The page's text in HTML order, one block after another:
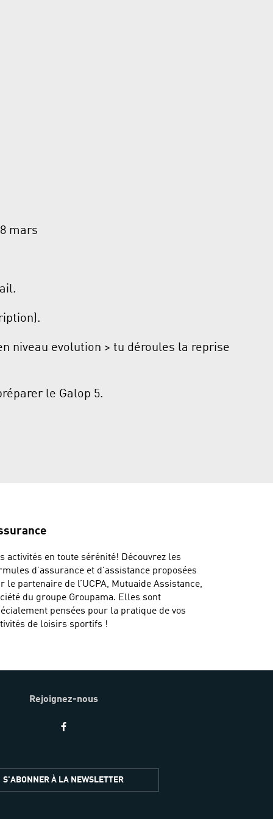
mars
niveau evolution > tu déroules la reprise
le Galop 5.
activités en toute sérénité! Découvrez les
d’assurance et d'assistance proposées
le partenaire de l’UCPA, Mutuaide Assistance,
du groupe Groupama. Elles sont
pensées pour la pratique de vos
de loisirs sportifs !
Rejoignez-nous
S'ABONNER À LA NEWSLETTER